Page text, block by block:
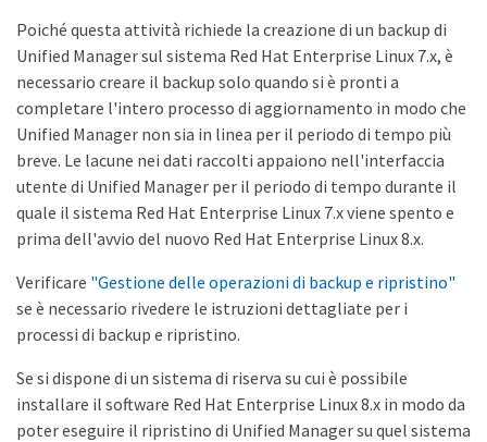
Poiché questa attività richiede la creazione di un backup di
Unified Manager sul sistema Red Hat Enterprise Linux 7.x, è
necessario creare il backup solo quando si è pronti a
completare l'intero processo di aggiornamento in modo che
Unified Manager non sia in linea per il periodo di tempo più
breve. Le lacune nei dati raccolti appaiono nell'interfaccia
utente di Unified Manager per il periodo di tempo durante il
quale il sistema Red Hat Enterprise Linux 7.x viene spento e
prima dell'avvio del nuovo Red Hat Enterprise Linux 8.x.
Verificare "Gestione delle operazioni di backup e ripristino"
se è necessario rivedere le istruzioni dettagliate per i
processi di backup e ripristino.
Se si dispone di un sistema di riserva su cui è possibile
installare il software Red Hat Enterprise Linux 8.x in modo da
poter eseguire il ripristino di Unified Manager su quel sistema